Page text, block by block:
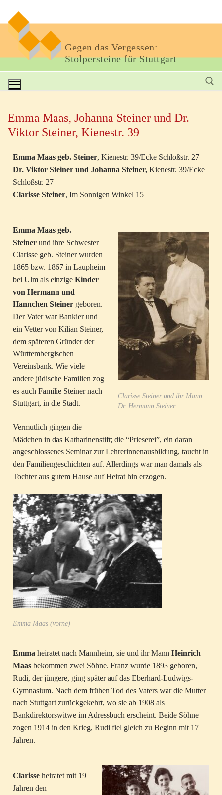
Gegen das Vergessen:
Stolpersteine für Stuttgart
Emma Maas, Johanna Steiner und Dr.
Viktor Steiner, Kienestr. 39
Emma Maas geb. Steiner, Kienestr. 39/Ecke Schloßstr. 27
Dr. Viktor Steiner und Johanna Steiner, Kienestr. 39/Ecke
Schloßstr. 27
Clarisse Steiner, Im Sonnigen Winkel 15
Clarisse Steiner und ihr Mann
Dr. Hermann Steiner
Emma Maas geb.
Steiner und ihre Schwester
Clarisse geb. Steiner wurden
1865 bzw. 1867 in Laupheim
bei Ulm als einzige Kinder
von Hermann und
Hannchen Steiner geboren.
Der Vater war Bankier und
ein Vetter von Kilian Steiner,
dem späteren Gründer der
Württembergischen
Vereinsbank. Wie viele
andere jüdische Familien zog
es auch Familie Steiner nach
Stuttgart, in die Stadt.
Vermutlich gingen die
Mädchen in das Katharinenstift; die “Prieserei”, ein daran
angeschlossenes Seminar zur Lehrerinnenausbildung, taucht in
den Familiengeschichten auf. Allerdings war man damals als
Tochter aus gutem Hause auf Heirat hin erzogen.
Emma Maas (vorne)
Emma heiratet nach Mannheim, sie und ihr Mann Heinrich
Maas bekommen zwei Söhne. Franz wurde 1893 geboren,
Rudi, der jüngere, ging später auf das Eberhard-Ludwigs-
Gymnasium. Nach dem frühen Tod des Vaters war die Mutter
nach Stuttgart zurückgekehrt, wo sie ab 1908 als
Bankdirektorswitwe im Adressbuch erscheint. Beide Söhne
zogen 1914 in den Krieg, Rudi fiel gleich zu Beginn mit 17
Jahren.
Clarisse heiratet mit 19
Jahren den